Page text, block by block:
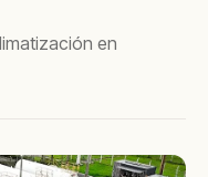
en